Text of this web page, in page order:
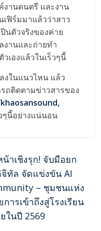
านดนตรี เเละงาน
ฟิร์มมาแล้วว่าสาว
นตัวจริงของค่าย
งานและถ่ายทำ
เองแล้วในเร็วๆนี้
งในแนวไหน แล้ว
ถติดตามข่าวสารของ
ๆนี้อย่างแน่นอน
าเชิงรุก! จับมือยก
ทัล จัดแข่งขัน AI
– ชุมชนแห่ง
ารเข้าถึงสู่โรงเรียน
ในปี 2569